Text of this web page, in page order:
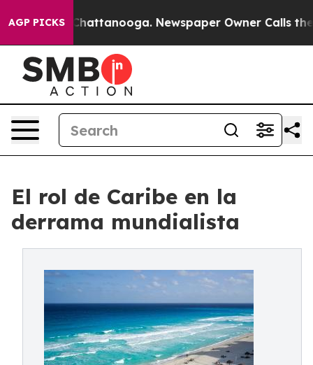
AGP PICKS
in Chattanooga. Newspaper Owner Calls the
El rol de Caribe en la
derrama mundialista